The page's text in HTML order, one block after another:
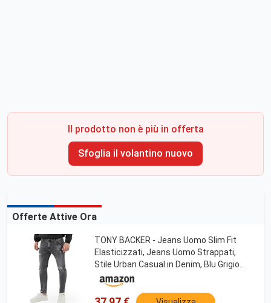
Il prodotto non è più in offerta
Sfoglia il volantino nuovo
Offerte Attive Ora
TONY BACKER - Jeans Uomo Slim Fit
Elasticizzati, Jeans Uomo Strappati,
Stile Urban Casual in Denim, Blu Grigio
Celeste, vestibilità Aderente, Taglie 42-
52 Art. S250